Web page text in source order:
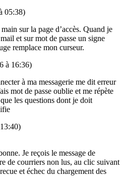
05:38)
sur la page d’accès. Quand je
et sur mot de passe un signe
remplace mon curseur.
à 16:36)
à ma messagerie me dit erreur
mot de passe oublie et me répète
les questions dont je doit
Je reçois le message de
de courriers non lus, au clic suivant
et échec du chargement des